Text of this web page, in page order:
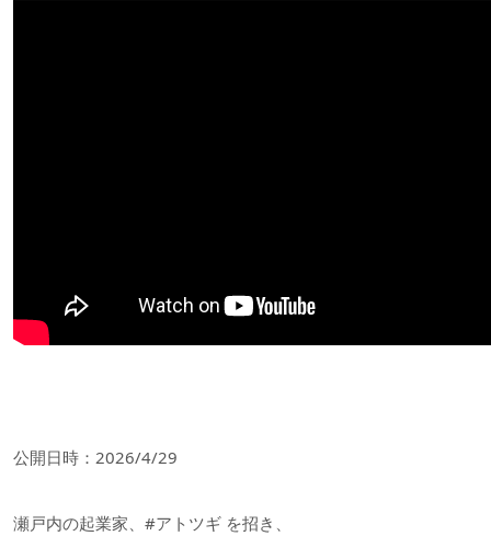
公開日時：2026/4/29
瀬戸内の起業家、#アトツギ を招き、